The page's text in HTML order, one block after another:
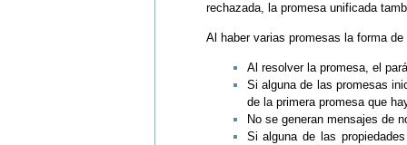
rechazada, la promesa unificada
Al haber varias promesas la forma
Al resolver la promesa, el
Si alguna de las promesas
de la primera promesa que
No se generan mensajes de
Si alguna de las